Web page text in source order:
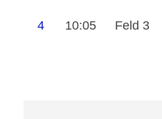
4 10:05 Feld 3